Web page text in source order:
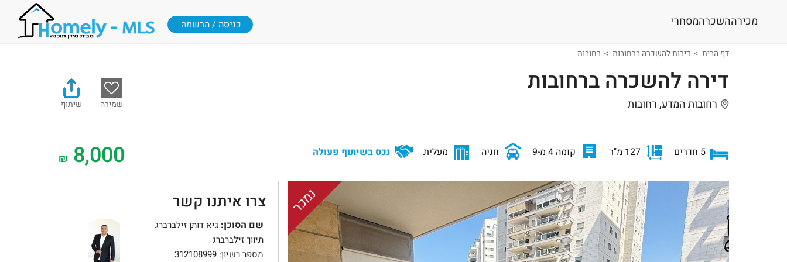
מכירההשכרהמסחרי כניסה / הרשמה
דף הבית דירות להשכרה ברחובות רחובות
דירה להשכרה ברחובות
רחובות המדע, רחובות שמירה שיתוף
8,000
₪ 5 חדרים 127 מ"ר קומה 4 מ-9 חניה מעלית נכס בשיתוף פעולה
צרו איתנו קשר
שם הסוכן: גיא דותן זילברברג
תיווך זילברברג
מספר רשיון: 312108999
נמכר